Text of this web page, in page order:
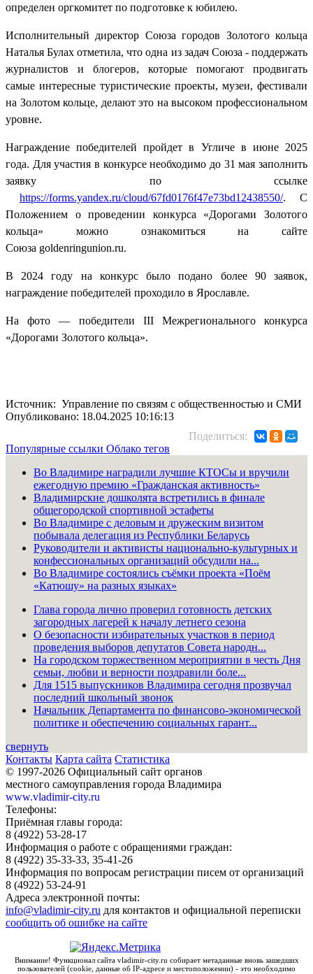
определен оргкомитет по подготовке к юбилею.
Исполнительный директор Союза городов Золотого кольца
Наталья Булах отметила, что одна из задач Союза - поддержать
журналистов и блогеров, которые помогают продвигать
самые интересные туристические проекты, музеи, фестивали
на Золотом кольце, делают это на высоком профессиональном
уровне.
Награждение победителей пройдет в Угличе в июне 2025
года. Для участия в конкурсе необходимо до 31 мая заполнить
заявку по ссылке
https://forms.yandex.ru/cloud/67fd0176f47e73bd12438550/. С
Положением о проведении конкурса «Дорогами Золотого
кольца» можно ознакомиться на сайте
Союза goldenringunion.ru.
В 2024 году на конкурс было подано более 90 заявок,
награждение победителей проходило в Ярославле.
На фото — победители III Межрегионального конкурса
«Дорогами Золотого кольца».
Источник: Управление по связям с общественностью и СМИ
Опубликовано: 18.04.2025 10:16:13
Поделиться:
Популярные ссылки Облако тегов
Во Владимире наградили лучшие КТОСы и вручили
ежегодную премию «Гражданская активность»
Владимирские дошколята встретились в финале
общегородской спортивной эстафеты
Во Владимире с деловым и дружеским визитом
побывала делегация из Республики Беларусь
Руководители и активисты национально-культурных и
конфессиональных организаций обсудили на...
Во Владимире состоялись съёмки проекта «Поём
«Катюшу» на разных языках»
Глава города лично проверил готовность детских
загородных лагерей к началу летнего сезона
О безопасности избирательных участков в период
проведения выборов депутатов Совета народн...
На городском торжественном мероприятии в честь Дня
семьи, любви и верности поздравили боле...
Для 1515 выпускников Владимира сегодня прозвучал
последний школьный звонок
Начальник Департамента по финансово-экономической
политике и обеспечению социальных гарант...
свернуть
Контакты Карта сайта Статистика
© 1997-2026 Официальный сайт органов
местного самоуправления города Владимира
www.vladimir-city.ru
Телефоны:
Приёмная главы города:
8 (4922) 53-28-17
Информация о работе с обращениями граждан:
8 (4922) 35-33-33, 35-41-26
Информация по вопросам регистрации писем от организаций
8 (4922) 53-24-91
Адреса электронной почты:
info@vladimir-city.ru для контактов и официальной переписки
сообщить об ошибке на сайте
Внимание! Функционал сайта vladimir-city.ru собирает метаданные вновь зашедших
пользователей (cookie, данные об IP-адресе и местоположении) - это необходимо